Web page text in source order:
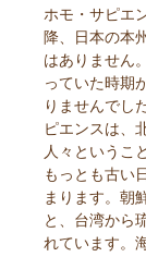
ホモ・サピエ
降、日本の本
はありません
っていた時期
りませんでし
ピエンスは、
人々というこ
もっとも古い
まります。朝
と、台湾から
れています。